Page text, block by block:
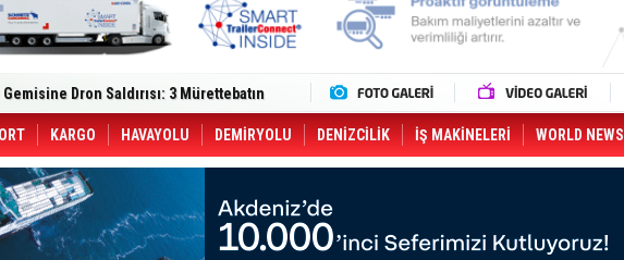
Master Red EDITION'ı ÖKN Lojistik
CCO'su Oldu
49 Destinasyonda İndirimli Taşıma
Aybir Lojistik Filosuna Katıldı
Dergi)
Yönetimini Dijitalleştiriyor
in June, Up 8.5%
ile Güçlendirdi
KARGO HAVAYOLU DEMİRYOLU DENİZCİLİK İŞ MAKİNELERİ WORLD NEWS